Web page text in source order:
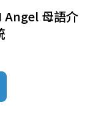
Angel 母語介